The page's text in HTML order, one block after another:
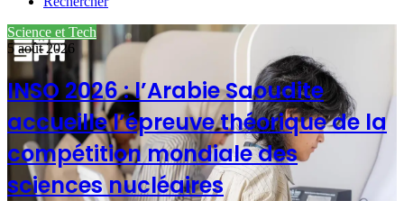
Science et Tech
5 août 2026
INSO 2026 : l’Arabie Saoudite
accueille l’épreuve théorique de la
compétition mondiale des
sciences nucléaires